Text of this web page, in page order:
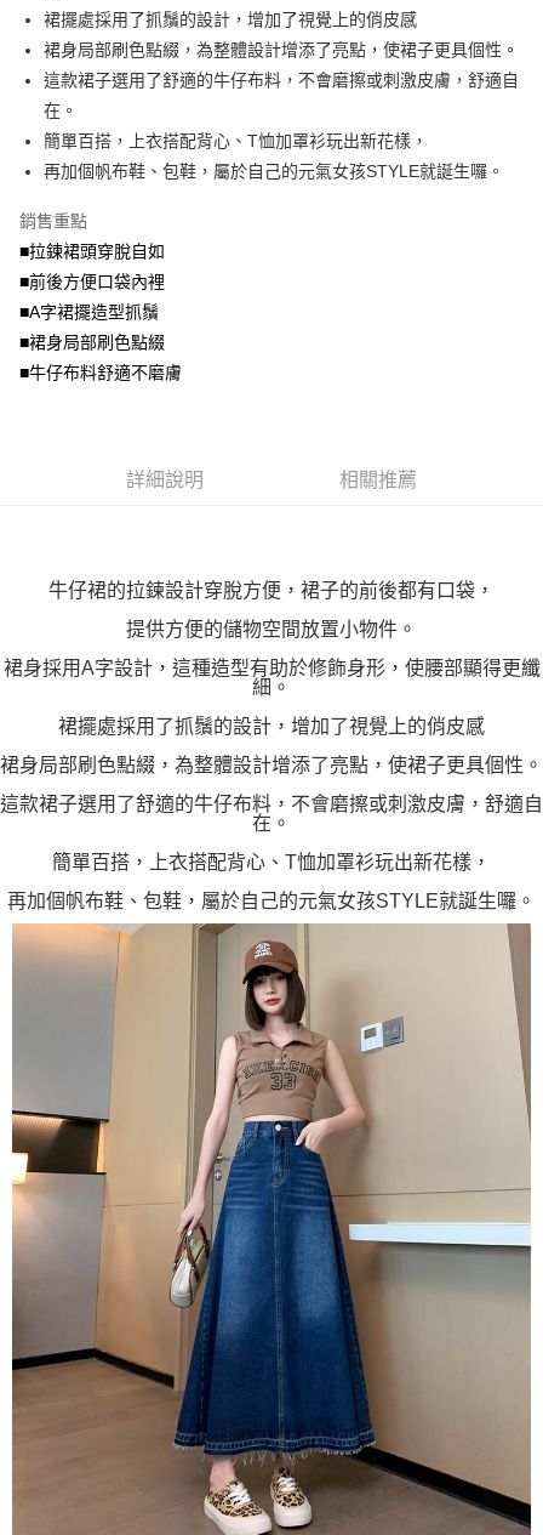
1.分期款項不併入電信帳單，「大哥付你分期」於每月結算日後寄送繳費提
醒簡訊。
2.透過簡訊連結打開帳單後，可選擇「超商條碼／台灣大直營門市／銀行轉
帳／街口支付／iPASS MONEY」等通路繳費。
【注意事項】
1.本服務係由「台灣大哥大股份有限公司」（以下簡稱本公司）所提供，讓
用戶於交易時，得透過本服務購買商品或服務，並由商店將買賣／分期付款
買賣價金債權讓與本公司後，依約使用本公司帳單繳交帳款。
資料（包含姓名、電話或地址）提供予台灣大哥大進項蒐集、處理及利用，
由本公司與您本人進行分期帳單所需資料之確認、核對及更正。
3.完整用戶服務條款，請詳閱以下連結：
【「AFTEE先享後付」結帳流程】
１．於結帳方式選擇「AFTEE先享後付」後，將跳轉至「AFTEE先享後付」
２．訂單成立數日內，您將收到繳費通知簡訊。
３．收到繳費通知簡訊後14天內，點擊此簡訊中的連結，可透過四大超商／
ATM／網路銀行／等多元方式進行付款，方視為交易完成。
※ 請注意：結帳手續完成當下不需立刻繳費，但若您需要取消訂單，請聯絡
購買商品的店家。未經商家同意取消之訂單仍視為有效，需透過AFTEE先享
※ 交易是否成功請以「AFTEE先享後付 」之結帳頁面顯示為準，若有關於
是否繳費成功／繳費後需取消欲退款等相關疑問，請聯繫「AFTEE先享後付
客戶支援中心」https://netprotections.freshdesk.com/support/home
【注意事項】
易，需依本服務之必要範圍內提供個人資料，並將交易相關給付款項請求債
權轉讓予恩沛科技股份有限公司。
恩沛科技股份有限公司將有權停止該用戶之使用額度並採取法律行動。
每筆NT$70，滿NT$699(含以上)免運費
付款後全家取貨
7-11取貨付款
每筆NT$70，滿NT$799(含以上)免運費
付款後7-11取貨
每筆NT$70，滿NT$699(含以上)免運費
宅配
裙擺處採用了抓鬚的設計，增加了視覺上的俏皮感
裙身局部刷色點綴，為整體設計增添了亮點，使裙子更具個性。
這款裙子選用了舒適的牛仔布料，不會磨擦或刺激皮膚，舒適自
在。
簡單百搭，上衣搭配背心、T恤加罩衫玩出新花樣，
再加個帆布鞋、包鞋，屬於自己的元氣女孩STYLE就誕生囉。
銷售重點
■拉鍊裙頭穿脫自如
■前後方便口袋內裡
■A字裙擺造型抓鬚
■裙身局部刷色點綴
■牛仔布料舒適不磨膚
詳細說明 相關推薦
牛仔裙的拉鍊設計穿脫方便，裙子的前後都有口袋，
提供方便的儲物空間放置小物件。
裙身採用A字設計，這種造型有助於修飾身形，使腰部顯得更纖
細。
裙擺處採用了抓鬚的設計，增加了視覺上的俏皮感
裙身局部刷色點綴，為整體設計增添了亮點，使裙子更具個性。
這款裙子選用了舒適的牛仔布料，不會磨擦或刺激皮膚，舒適自
在。
簡單百搭，上衣搭配背心、T恤加罩衫玩出新花樣，
再加個帆布鞋、包鞋，屬於自己的元氣女孩STYLE就誕生囉。